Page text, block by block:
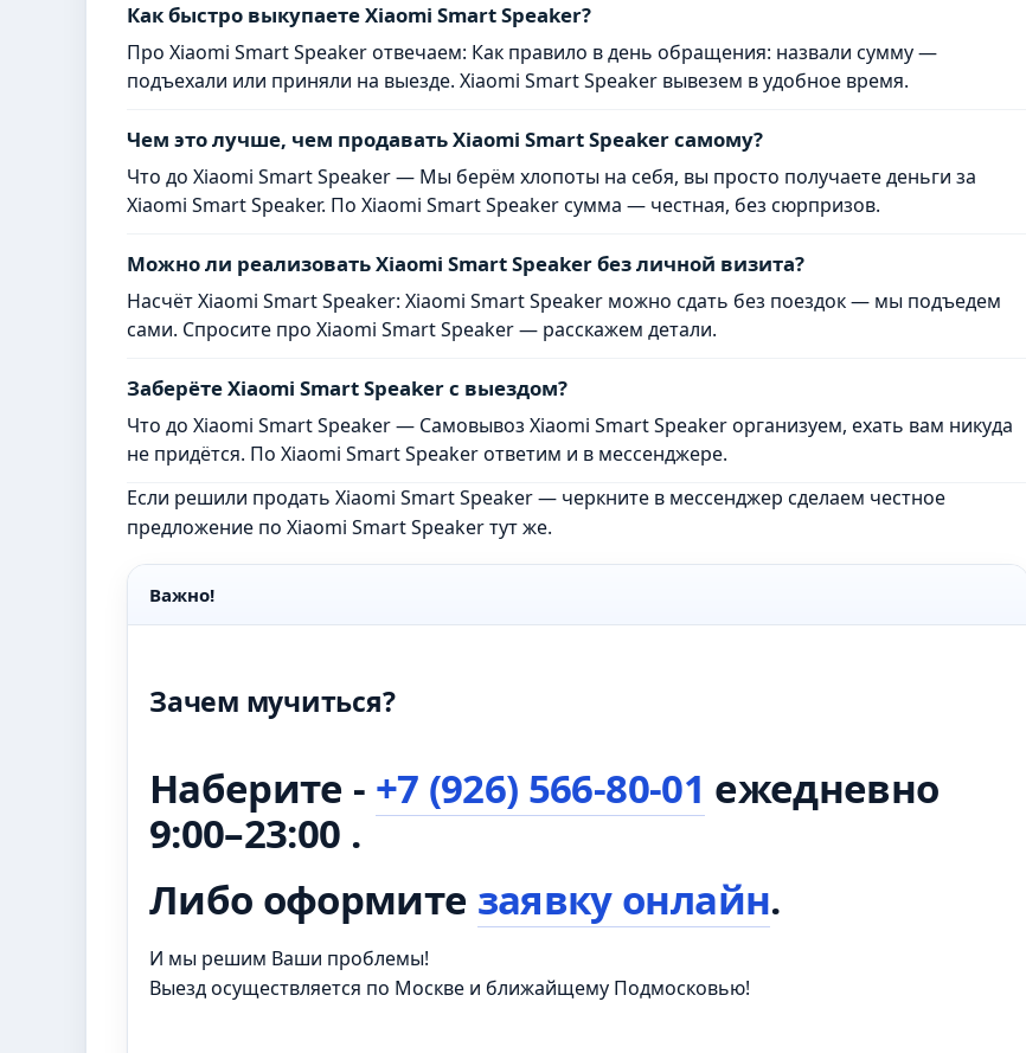
Как быстро выкупаете Xiaomi Smart Speaker?
Про Xiaomi Smart Speaker отвечаем: Как правило в день обращения: назвали сумму —
подъехали или приняли на выезде. Xiaomi Smart Speaker вывезем в удобное время.
Чем это лучше, чем продавать Xiaomi Smart Speaker самому?
Что до Xiaomi Smart Speaker — Мы берём хлопоты на себя, вы просто получаете деньги за
Xiaomi Smart Speaker. По Xiaomi Smart Speaker сумма — честная, без сюрпризов.
Можно ли реализовать Xiaomi Smart Speaker без личной визита?
Насчёт Xiaomi Smart Speaker: Xiaomi Smart Speaker можно сдать без поездок — мы подъедем
сами. Спросите про Xiaomi Smart Speaker — расскажем детали.
Заберёте Xiaomi Smart Speaker с выездом?
Что до Xiaomi Smart Speaker — Самовывоз Xiaomi Smart Speaker организуем, ехать вам никуда
не придётся. По Xiaomi Smart Speaker ответим и в мессенджере.
Если решили продать Xiaomi Smart Speaker — черкните в мессенджер сделаем честное
предложение по Xiaomi Smart Speaker тут же.
Важно!
Зачем мучиться?
Наберите - +7 (926) 566-80-01 ежедневно
9:00–23:00 .
Либо оформите заявку онлайн.
И мы решим Ваши проблемы!
Выезд осуществляется по Москве и ближайщему Подмосковью!